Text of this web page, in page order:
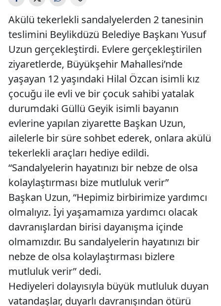
Akülü tekerlekli sandalyelerden 2 tanesinin
teslimini Beylikdüzü Belediye Başkanı Yusuf
Uzun gerçekleştirdi. Evlere gerçekleştirilen
ziyaretlerde, Büyükşehir Mahallesi’nde
yaşayan 12 yaşındaki Hilal Özcan isimli kız
çocuğu ile evli ve bir çocuk sahibi yatalak
durumdaki Güllü Geyik isimli bayanın
evlerine yapılan ziyarette Başkan Uzun,
ailelerle bir süre sohbet ederek, onlara akülü
tekerlekli araçları hediye edildi.
“Sandalyelerin hayatınızı bir nebze de olsa
kolaylaştırması bize mutluluk verir”
Başkan Uzun, “Hepimiz birbirimize yardımcı
olmalıyız. İyi yaşamamıza yardımcı olacak
davranışlardan birisi dayanışma içinde
olmamızdır. Bu sandalyelerin hayatınızı bir
nebze de olsa kolaylaştırması bizlere
mutluluk verir” dedi.
Hediyeleri dolayısıyla büyük mutluluk duyan
vatandaşlar, duyarlı davranışından ötürü